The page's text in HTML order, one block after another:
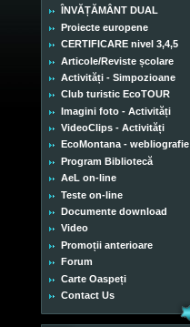
ÎNVĂȚĂMÂNT DUAL
Proiecte europene
CERTIFICARE nivel 3,4,5
Articole/Reviste școlare
Activități - Simpozioane
Club turistic EcoTOUR
Imagini foto - Activități
VideoClips - Activități
EcoMontana - webliografie
Program Bibliotecă
AeL on-line
Teste on-line
Documente download
Video
Promoții anterioare
Forum
Carte Oaspeți
Contact Us